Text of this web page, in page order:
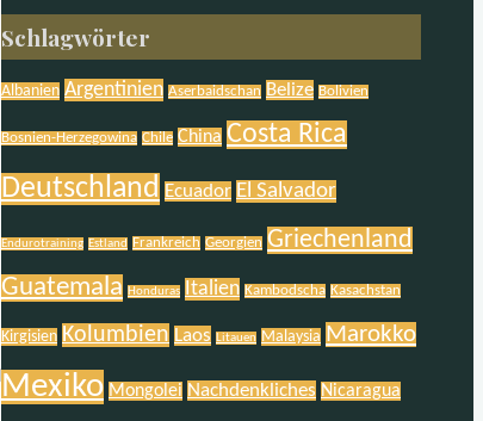
nach:
Schlagwörter
Albanien Argentinien Aserbaidschan Belize Bolivien
Bosnien-Herzegowina Chile China Costa Rica
Deutschland Ecuador El Salvador
Endurotraining Estland Frankreich Georgien Griechenland
Guatemala Honduras Italien Kambodscha Kasachstan
Kirgisien Kolumbien Laos Litauen Malaysia Marokko
Mexiko Mongolei Nachdenkliches Nicaragua